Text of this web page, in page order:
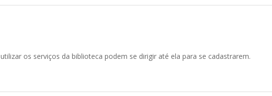
os serviços da biblioteca podem se dirigir até ela para se cadastrarem.